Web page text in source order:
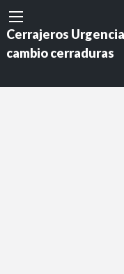
Cerrajeros
cambio cerraduras